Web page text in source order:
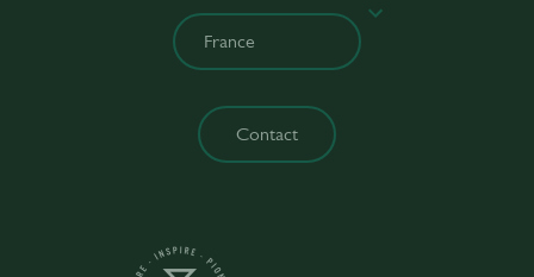
Contact